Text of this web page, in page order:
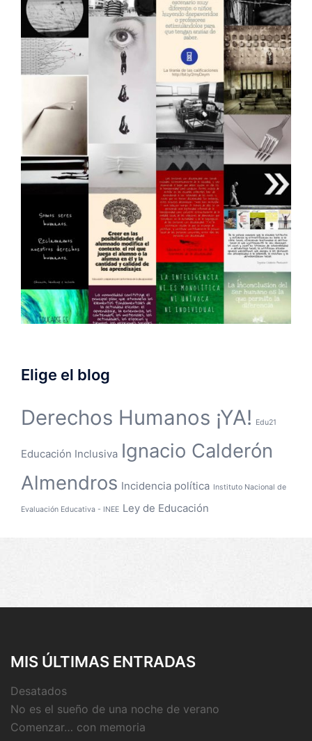
Elige el blog
Derechos Humanos ¡YA! Edu21
Educación Inclusiva Ignacio Calderón
Almendros Incidencia política Instituto Nacional de
Evaluación Educativa - INEE Ley de Educación
MIS ÚLTIMAS ENTRADAS
Desatados
No es el sueño de una noche de verano
Comenzar… con memoria